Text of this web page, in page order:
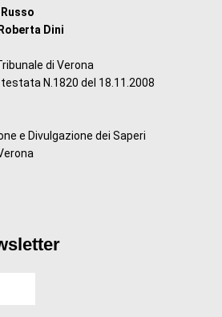
Russo
Roberta Dini
di Verona
N.1820 del 18.11.2008
e Divulgazione dei Saperi